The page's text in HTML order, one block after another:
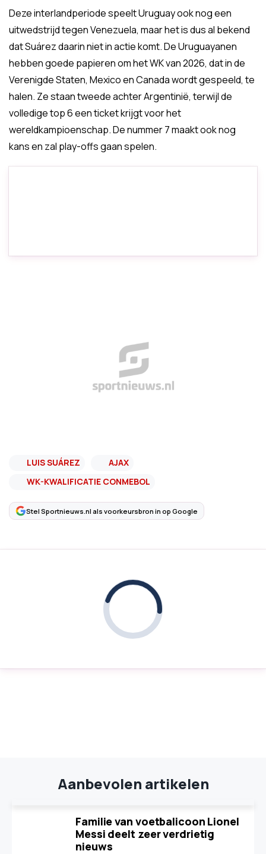
Deze interlandperiode speelt Uruguay ook nog een
uitwedstrijd tegen Venezuela, maar het is dus al bekend
dat Suárez daarin niet in actie komt. De Uruguayanen
hebben goede papieren om het WK van 2026, dat in de
Verenigde Staten, Mexico en Canada wordt gespeeld, te
halen. Ze staan tweede achter Argentinië, terwijl de
volledige top 6 een ticket krijgt voor het
wereldkampioenschap. De nummer 7 maakt ook nog
kans en zal play-offs gaan spelen.
LUIS SUÁREZ
AJAX
WK-KWALIFICATIE CONMEBOL
Stel Sportnieuws.nl als voorkeursbron in op Google
Aanbevolen artikelen
Familie van voetbalicoon Lionel
Messi deelt zeer verdrietig
nieuws